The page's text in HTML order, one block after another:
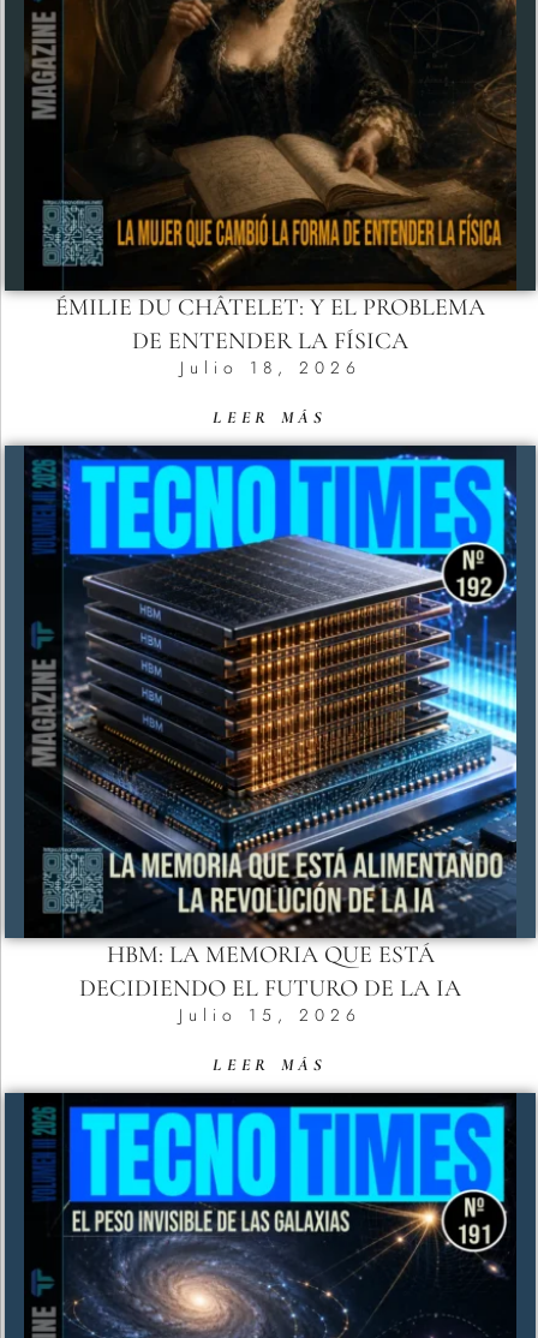
ÉMILIE DU CHÂTELET: Y EL PROBLEMA
DE ENTENDER LA FÍSICA
Julio 18, 2026
LEER MÁS
HBM: LA MEMORIA QUE ESTÁ
DECIDIENDO EL FUTURO DE LA IA
Julio 15, 2026
LEER MÁS